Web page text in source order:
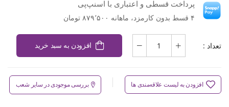
پرداخت قسطی و اعتباری با اسنپ‌پی
۴ قسط بدون کارمزد، ماهانه ۸۷۹٬۵۰۰ تومان
تعداد : افزودن به سبد خرید
افزودن به لیست علاقه‌مندی ها بررسی موجودی در سایر شعب